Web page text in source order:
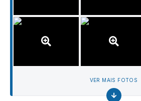
VER MAIS FOTOS